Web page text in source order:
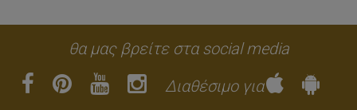
θα μας βρείτε στα social media
Διαθέσιμο για